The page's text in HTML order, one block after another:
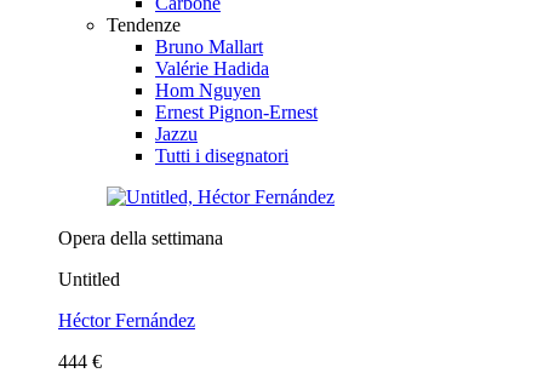
Tendenze
Bruno Mallart
Valérie Hadida
Hom Nguyen
Ernest Pignon-Ernest
Jazzu
Tutti i disegnatori
Opera della settimana
Untitled
Héctor Fernández
444 €